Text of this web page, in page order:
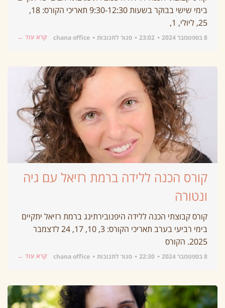
בימי שישי בבוקר בשעות 9:30-12:30 תאריכי הקורס: 18,
25, ליולי, 1,
8 בספטמבר 2024 23:02 סגור לתגובות chana office קרא עוד ←
קורס הכנה ללידה ברמת רזיאל עם גיה
ונטורה
קורס קבוצתי הכנה ללידה היפנובירתינג ברמת רזיאל יתקיים
בימי רביעי בערב תאריכי הקורס: 3, 10, 17, 24 לדצמבר
2025. הקורס
8 בספטמבר 2024 22:30 סגור לתגובות chana office קרא עוד ←